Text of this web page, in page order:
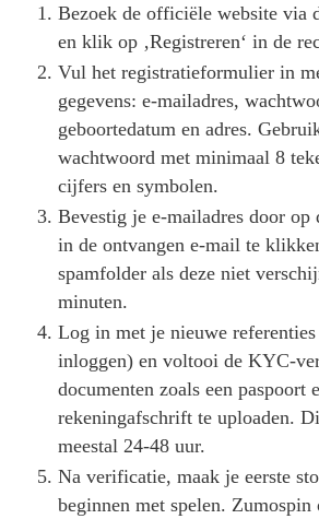
Bezoek de officiële website via
en klik op ‚Registreren‘ in de
Vul het registratieformulier in
gegevens: e-mailadres,
geboortedatum en adres.
wachtwoord met minimaal 8
cijfers en symbolen.
Bevestig je e-mailadres door
in de ontvangen e-mail te
spamfolder als deze niet
minuten.
Log in met je nieuwe
inloggen) en voltooi de KYC-
documenten zoals een paspoort
rekeningafschrift te uploaden.
meestal 24-48 uur.
Na verificatie, maak je eerste
beginnen met spelen. Zumospin